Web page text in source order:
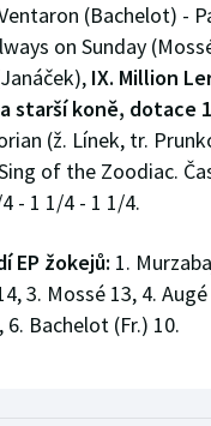
(Bachelot) -
on Sunday
IX. Million
starší koně, dotace
(ž. Línek, tr.
of the Zoodiac.
- 1 1/4 - 1 1/4.
EP žokejů: 1.
3. Mossé 13, 4.
6. Bachelot (Fr.) 10.